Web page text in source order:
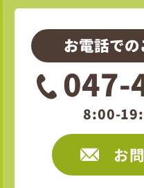
お電話で
047-
8:00-
お